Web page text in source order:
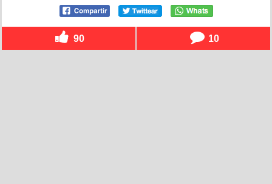
90 10